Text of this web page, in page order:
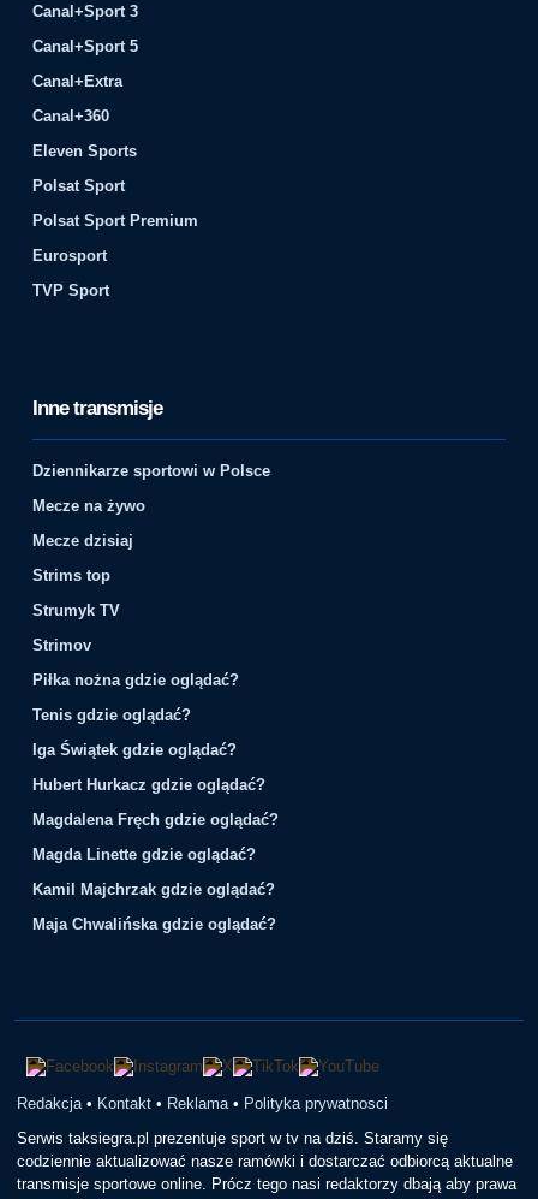
Canal+Sport 3
Canal+Sport 5
Canal+Extra
Canal+360
Eleven Sports
Polsat Sport
Polsat Sport Premium
Eurosport
TVP Sport
Inne transmisje
Dziennikarze sportowi w Polsce
Mecze na żywo
Mecze dzisiaj
Strims top
Strumyk TV
Strimov
Piłka nożna gdzie oglądać?
Tenis gdzie oglądać?
Iga Świątek gdzie oglądać?
Hubert Hurkacz gdzie oglądać?
Magdalena Fręch gdzie oglądać?
Magda Linette gdzie oglądać?
Kamil Majchrzak gdzie oglądać?
Maja Chwalińska gdzie oglądać?
Redakcja • Kontakt • Reklama • Polityka prywatnosci
Serwis taksiegra.pl prezentuje sport w tv na dziś. Staramy się
codziennie aktualizować nasze ramówki i dostarczać odbiorcą aktualne
transmisje sportowe online. Prócz tego nasi redaktorzy dbają aby prawa